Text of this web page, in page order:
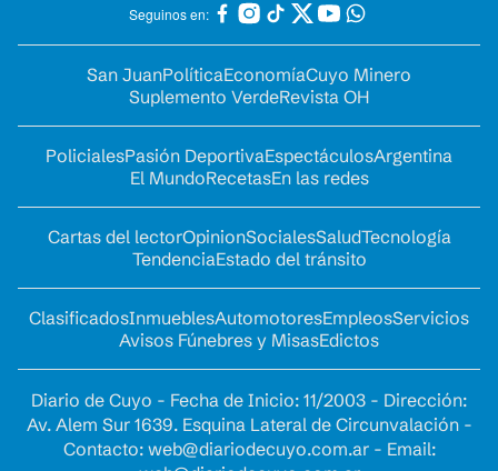
Seguinos en:
San JuanPolíticaEconomíaCuyo Minero
Suplemento VerdeRevista OH
PolicialesPasión DeportivaEspectáculosArgentina
El MundoRecetasEn las redes
Cartas del lectorOpinionSocialesSaludTecnología
TendenciaEstado del tránsito
ClasificadosInmueblesAutomotoresEmpleosServicios
Avisos Fúnebres y MisasEdictos
Diario de Cuyo - Fecha de Inicio: 11/2003 - Dirección:
Av. Alem Sur 1639. Esquina Lateral de Circunvalación -
Contacto: web@diariodecuyo.com.ar- Email: